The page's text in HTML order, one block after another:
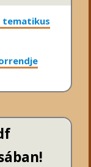
tematikus